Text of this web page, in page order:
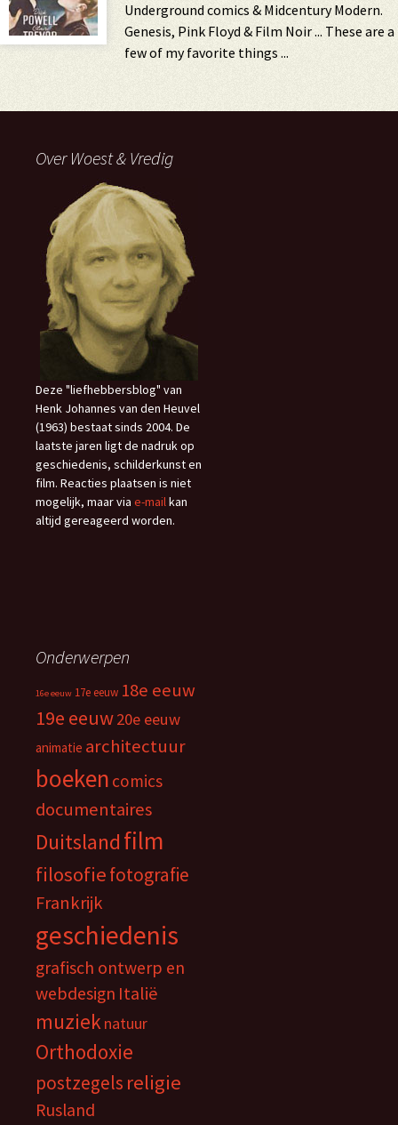
Underground comics & Midcentury Modern.
Genesis, Pink Floyd & Film Noir ... These are a
few of my favorite things ...
Over Woest & Vredig
Deze "liefhebbersblog" van
Henk Johannes van den Heuvel
(1963) bestaat sinds 2004. De
laatste jaren ligt de nadruk op
geschiedenis, schilderkunst en
film. Reacties plaatsen is niet
mogelijk, maar via e-mailkan
altijd gereageerd worden.
Onderwerpen
16e eeuw 17e eeuw 18e eeuw
19e eeuw20e eeuw
animatie architectuur
boeken comics
documentaires
Duitslandfilm
filosofiefotografie
Frankrijk
geschiedenis
grafisch ontwerp en
webdesign Italië
muzieknatuur
Orthodoxie
postzegels religie
Rusland